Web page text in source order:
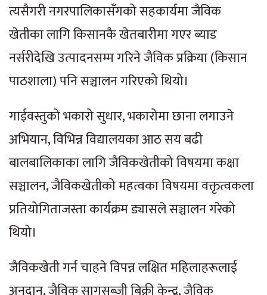
त्यसैगरी नगरपालिकासँगको सहकार्यमा जैविक
खेतीका लागि किसानकै खेतबारीमा गएर ब्याड
नर्सरीदेखि उत्पादनसम्म गरिने जैविक प्रक्रिया (किसान
पाठशाला) पनि सञ्चालन गरिएको थियो।
गाईवस्तुको भकारो सुधार, भकारोमा छाना लगाउने
अभियान, विभिन्न विद्यालयका आठ सय बढी
बालबालिकाका लागि जैविकखेतीको विषयमा कक्षा
सञ्चालन, जैविकखेतीको महत्वका विषयमा वक्तृत्वकला
प्रतियोगिताजस्ता कार्यक्रम ड्यासले सञ्चालन गरेको
थियो।
जैविकखेती गर्न चाहने विपन्न लक्षित महिलाहरूलाई